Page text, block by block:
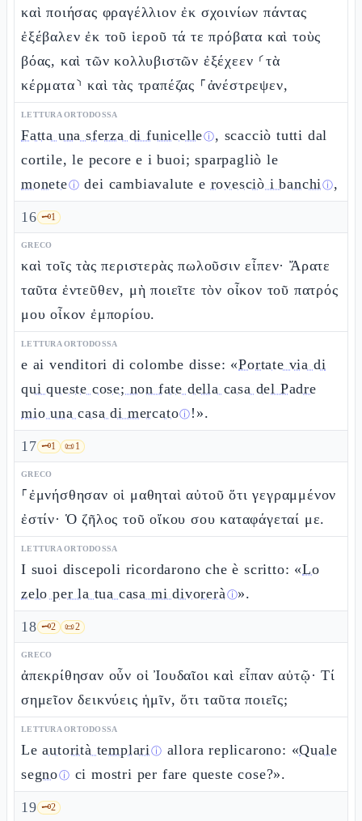
καὶ ποιήσας φραγέλλιον ἐκ σχοινίων πάντας
ἐξέβαλεν ἐκ τοῦ ἱεροῦ τά τε πρόβατα καὶ τοὺς
βόας, καὶ τῶν κολλυβιστῶν ἐξέχεεν ⸂τὰ
κέρματα⸃ καὶ τὰς τραπέζας ⸀ἀνέστρεψεν,
LETTURA ORTODOSSA
Fatta una sferza di funicelleⓘ, scacciò tutti dal
cortile, le pecore e i buoi; sparpagliò le
moneteⓘ dei cambiavalute e rovesciò i banchiⓘ,
16 🗝️1
GRECO
καὶ τοῖς τὰς περιστερὰς πωλοῦσιν εἶπεν· Ἄρατε
ταῦτα ἐντεῦθεν, μὴ ποιεῖτε τὸν οἶκον τοῦ πατρός
μου οἶκον ἐμπορίου.
LETTURA ORTODOSSA
e ai venditori di colombe disse: «Portate via di
qui queste cose; non fate della casa del Padre
mio una casa di mercatoⓘ !».
17 🗝️1 📜1
GRECO
⸀ἐμνήσθησαν οἱ μαθηταὶ αὐτοῦ ὅτι γεγραμμένον
ἐστίν· Ὁ ζῆλος τοῦ οἴκου σου καταφάγεταί με.
LETTURA ORTODOSSA
I suoi discepoli ricordarono che è scritto: «Lo
zelo per la tua casa mi divoreràⓘ».
18 🗝️2 📜2
GRECO
ἀπεκρίθησαν οὖν οἱ Ἰουδαῖοι καὶ εἶπαν αὐτῷ· Τί
σημεῖον δεικνύεις ἡμῖν, ὅτι ταῦτα ποιεῖς;
LETTURA ORTODOSSA
Leautorità templariⓘ allora replicarono: «Quale
segnoⓘ ci mostri per fare queste cose?».
19 🗝️2